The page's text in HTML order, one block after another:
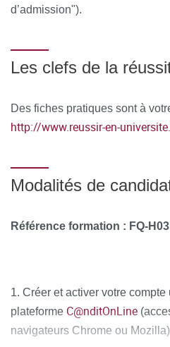
d’admission").
Les clefs de la
Des fiches pratiques sont à
http://www.reussir-en-
Modalités de
Référence formation : FQ-
1. Créer et activer votre
plateforme C@nditOnLine
navigateurs Chrome ou Mozilla)